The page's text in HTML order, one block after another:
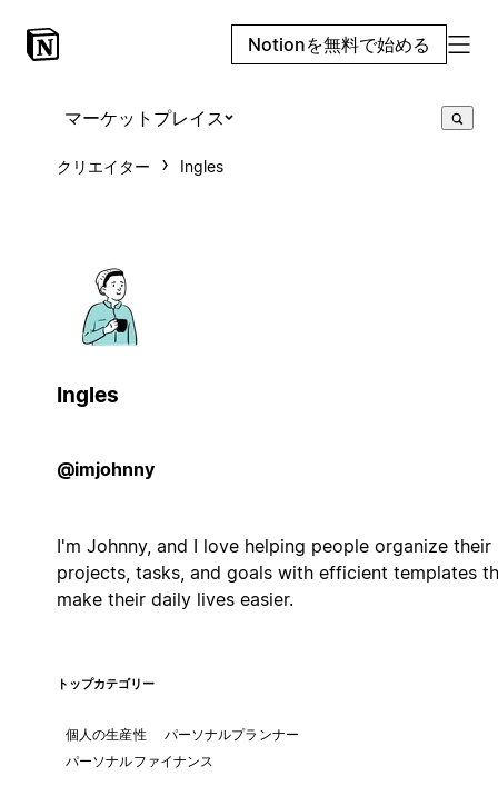
Notionを無料で始める
マーケットプレイス
クリエイター Ingles
Ingles
@imjohnny
I'm Johnny, and I love helping people organize their
projects, tasks, and goals with efficient templates
make their daily lives easier.
トップカテゴリー
個人の生産性
パーソナルプランナー
パーソナルファイナンス